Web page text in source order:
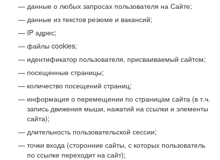
данные о любых запросах пользователя на Сайте;
данные из текстов резюме и вакансий;
IP адрес;
файлы cookies;
идентификатор пользователя, присваиваемый сайтом;
посещенные страницы;
количество посещений страниц;
информация о перемещении по страницам сайта (в т.ч.
запись движения мыши, нажатий на ссылки и элементы
сайта);
длительность пользовательской сессии;
точки входа (сторонние сайты, с которых пользователь
по ссылке переходит на сайт);